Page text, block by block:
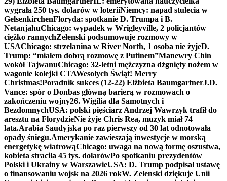
wygrała 250 tys. dolarów w loteriiNiemcy: napad stulecia w
GelsenkirchenFloryda: spotkanie D. Trumpa i B.
NetanjahuChicago: wypadek w Wrigleyville, 2 policjantów
ciężko rannychZełenski podsumowuje rozmowy w
USAChicago: strzelanina w River North, 1 osoba nie żyjeD.
Trump: “miałem dobrą rozmowę z Putinem”Manewry Chin
wokół TajwanuChicago: 32-letni mężczyzna dźgnięty nożem w
wagonie kolejki CTAWesołych Świąt! Merry
Christmas!Poradnik sukces (12-22) Elżbieta BaumgartnerJ.D.
Vance: spór o Donbas główną barierą w rozmowach o
zakończeniu wojny26. Wigilia dla Samotnych i
BezdomnychUSA: polski pięściarz Andrzej Wawrzyk trafił do
aresztu na FlorydzieNie żyje Chris Rea, muzyk miał 74
lata.Arabia Saudyjska po raz pierwszy od 30 lat odnotowała
opady śniegu.Amerykanie zawieszają inwestycje w morską
energetykę wiatrowąChicago: uwaga na nową formę oszustwa,
kobieta straciła 45 tys. dolarówPo spotkaniu prezydentów
Polski i Ukrainy w WarszawieUSA: D. Trump podpisał ustawę
o finansowaniu wojsk na 2026 rokW. Zełenski dziękuje Unii